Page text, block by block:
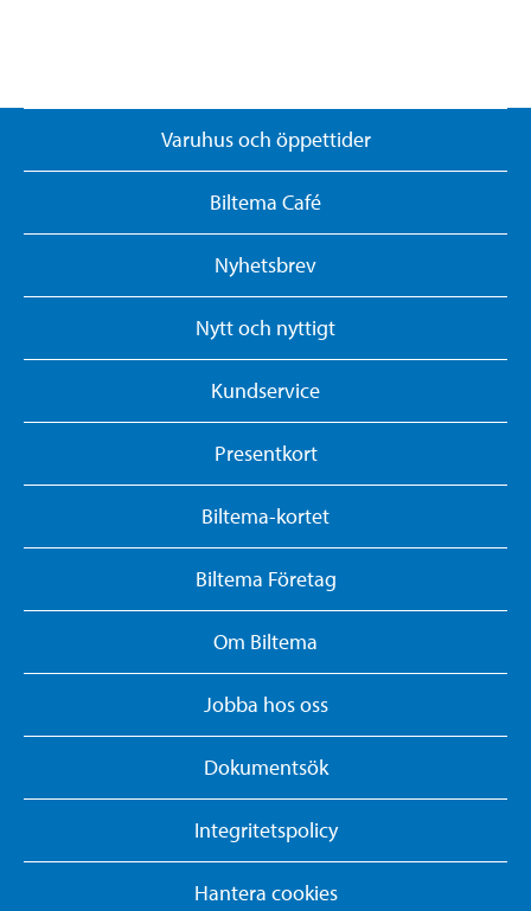
Varuhus och öppettider
Biltema Café
Nyhetsbrev
Nytt och nyttigt
Kundservice
Presentkort
Biltema-kortet
Biltema Företag
Om Biltema
Jobba hos oss
Dokumentsök
Integritetspolicy
Hantera cookies